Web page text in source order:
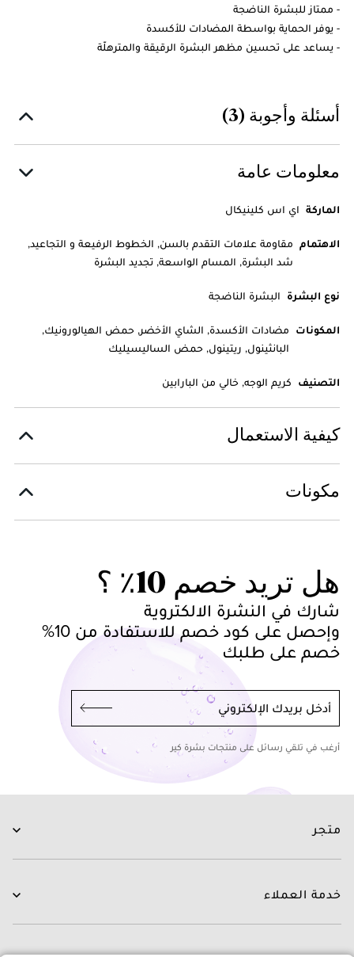
- ممتاز للبشرة الناضجة
- يوفر الحماية بواسطة المضادات للأكسدة
- يساعد على تحسين مظهر البشرة الرقيقة والمترهلّة
أسئلة وأجوبة (3)
معلومات عامة
الماركة اي اس كلينيكال
الاهتمام مقاومة علامات التقدم بالسن, الخطوط الرفيعة و التجاعيد,
شد البشرة, المسام الواسعة, تجديد البشرة
نوع البشرة البشرة الناضجة
المكونات مضادات الأكسدة, الشاي الأخضر, حمض الهيالورونيك,
البانثينول, ريتينول, حمض الساليسيليك
التصنيف كريم الوجه, خالي من البارابين
كيفية الاستعمال
مكونات
هل تريد خصم 10٪ ؟
شارك في النشرة الالكتروية
وإحصل على كود خصم للاستفادة من 10%
خصم على طلبك
أدخل بريدك الإلكتروني
أرغب في تلقي رسائل على منتجات بشرة كير
متجر
العناية بالشعر
خدمة العملاء